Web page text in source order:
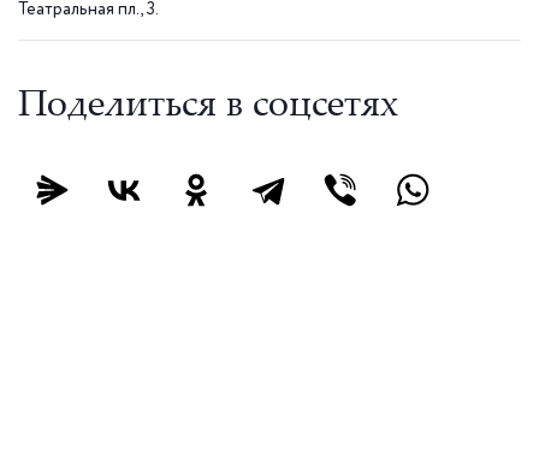
Театральная пл., 3.
Поделиться в соцсетях